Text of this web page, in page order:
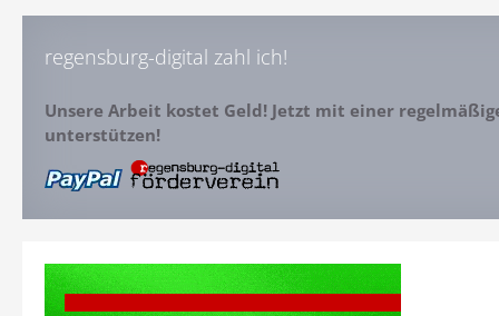
regensburg-digital zahl ich!
Unsere Arbeit kostet Geld! Jetzt mit einer
unterstützen!